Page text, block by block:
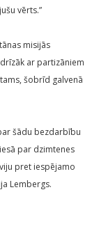
vērts.”
misijās
ar partizāniem
šobrīd galvenā
šādu bezdarbību
par dzimtenes
pret iespējamo
Lembergs.